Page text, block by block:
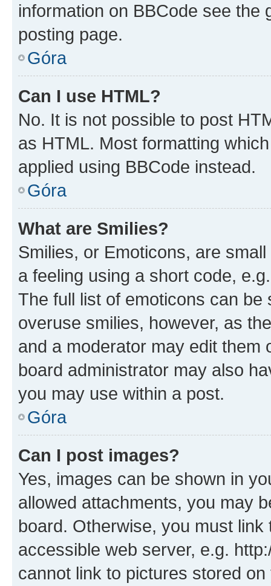
information on BBCode see
posting page.
Góra
Can I use HTML?
No. It is not possible to post
as HTML. Most formatting
applied using BBCode instead.
Góra
What are Smilies?
Smilies, or Emoticons, are
a feeling using a short code,
The full list of emoticons can
overuse smilies, however, as
and a moderator may edit them
board administrator may also
you may use within a post.
Góra
Can I post images?
Yes, images can be shown in
allowed attachments, you may
board. Otherwise, you must
accessible web server, e.g.
cannot link to pictures stored